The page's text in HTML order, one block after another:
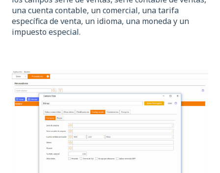
una cuenta contable, un comercial, una tarifa
específica de venta, un idioma, una moneda y un
impuesto especial.